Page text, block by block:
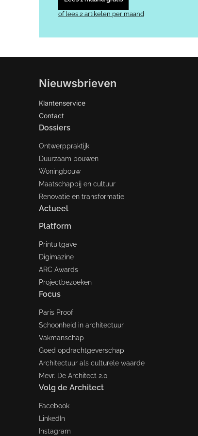
of lees 2 artikelen per maand
Nieuwsbrieven
Klantenservice
Contact
Dossiers
Ontwerppraktijk
Duurzaam bouwen
Woningbouw
Maatschappij en cultuur
Renovatie en transformatie
Actueel
Platform
Printuitgave
Digimazine
ARC Awards
Projectbezoeken
Focus
Paris Proof
Schoonheid in architectuur
Vakmanschap
Goed opdrachtgeverschap
Architectuur als culturele waarde
Mevr. De Architect 2.0
Volg de Architect
Facebook
LinkedIn
Instagram